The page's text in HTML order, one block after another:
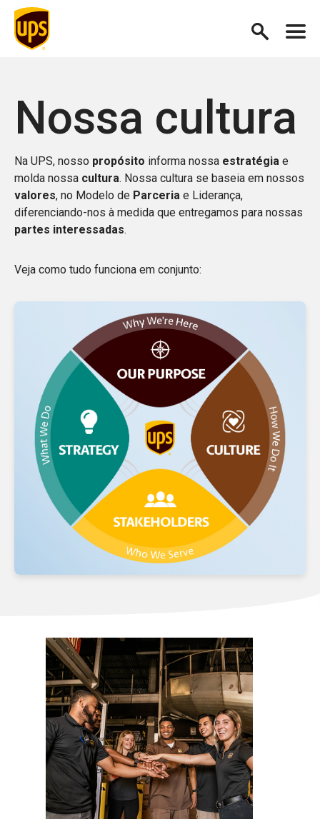
Nossa cultura
Na UPS, nosso propósito informa nossa estratégia e
molda nossa cultura. Nossa cultura se baseia em nossos
valores, no Modelo de Parceria e Liderança,
diferenciando-nos à medida que entregamos para nossas
partes interessadas.
Veja como tudo funciona em conjunto: